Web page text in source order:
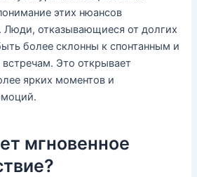
этих нюансов
Люди, отказывающиеся от долгих
более склонны к спонтанным и
Это открывает
ярких моментов и
мгновенное